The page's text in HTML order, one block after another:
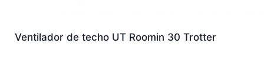
Ventilador de techo UT Roomin 30 Trotter